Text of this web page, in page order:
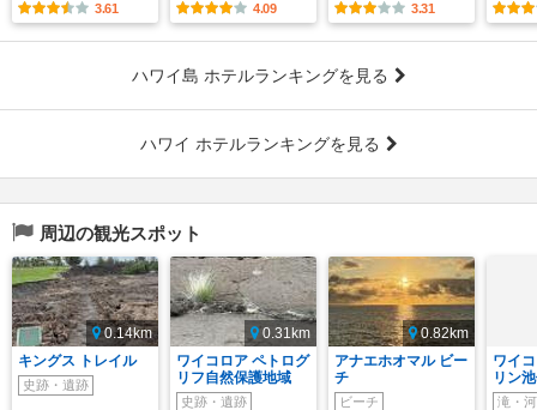
3.61 4.09 3.31
ハワイ島 ホテルランキングを見る
ハワイ ホテルランキングを見る
周辺の観光スポット
0.14km
キングス トレイル
史跡・遺跡
0.31km
ワイコロア ペトログ
リフ自然保護地域
史跡・遺跡
0.82km
アナエホオマル ビー
チ
ビーチ
ワイ
リン
滝・